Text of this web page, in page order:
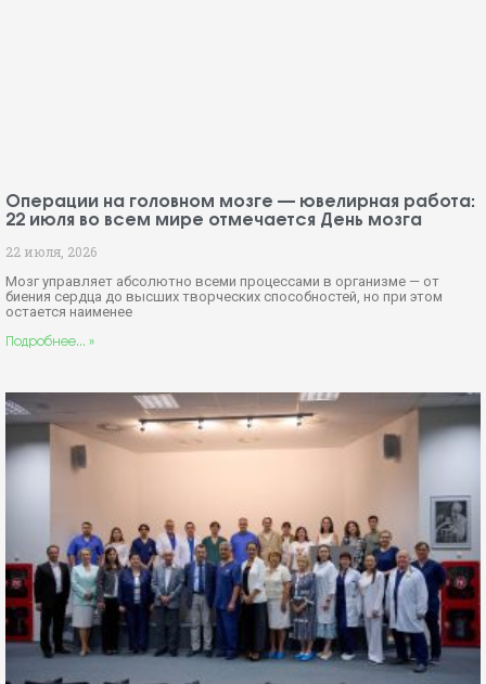
Операции на головном мозге — ювелирная работа:
22 июля во всем мире отмечается День мозга
22 июля, 2026
Мозг управляет абсолютно всеми процессами в организме — от
биения сердца до высших творческих способностей, но при этом
остается наименее
Подробнее... »